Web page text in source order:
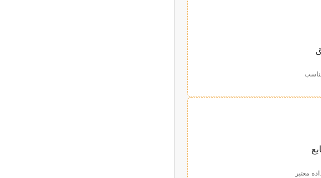
معتبر